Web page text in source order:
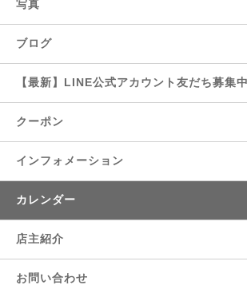
写真
ブログ
【最新】LINE公式アカウント友だち募集中
クーポン
インフォメーション
カレンダー
店主紹介
お問い合わせ